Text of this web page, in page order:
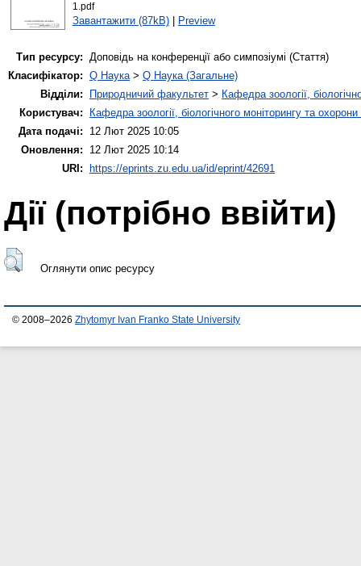
1.pdf
Завантажити (87kB)| Preview
Тип ресурсу: Доповідь на конференції або симпозіумі (Стаття)
Класифікатор: Q Наука> Q Наука (Загальне)
Відділи:
Природничий факультет > Кафедра зоології,
Користувач:
Кафедра зоології, біологічного моніторингу та
Дата подачі:
12 Лют 2025 10:05
Оновлення:
12 Лют 2025 10:14
URI:
https://eprints.zu.edu.ua/id/eprint/42691
Дії ​​(потрібно ввійти)
Оглянути опис ресурсу
© 2008–2026 Zhytomyr Ivan Franko State University